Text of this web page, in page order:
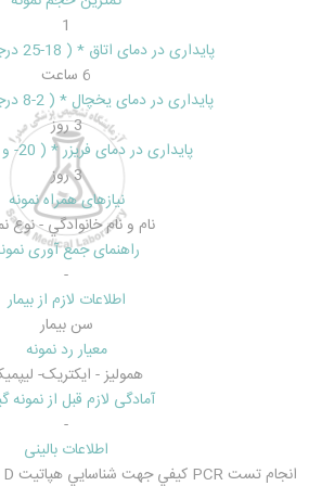
1
پایداری در دمای اتاق * ( 18-25 درجه سانتیگراد )
6 ساعت
پایداری در دمای یخچال * ( 2-8 درجه سانتیگراد )
3 روز
پایداری در دمای فریزر * ( 20- و پایین تر )
3 روز
نیازهای همراه نمونه
نام و نام خانوادگي - نوع
راهنمای جمع آوری
-
اطلاعات لازم از بیمار
سن بيمار
معیار رد نمونه
هموليز - ايکتريک-
آمادگی لازم قبل از نمونه
-
اطلاعات بالینی